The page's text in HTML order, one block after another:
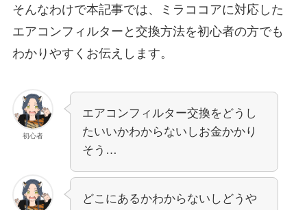
そんなわけで本記事では、 ミラココアに対応した
エアコンフィルターと交換方法を初心者の方でも
わかりやすくお伝えします。
初心者
エアコンフィルター交換をどうし
たいいかわからないしお金かかり
そう…
どこにあるかわからないしどうや